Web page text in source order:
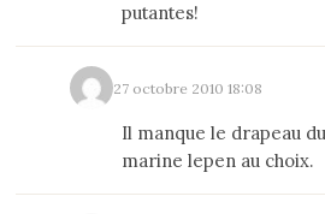
putantes!
27 octobre 2010 18:08
Il manque le drapeau
marine lepen au choix.